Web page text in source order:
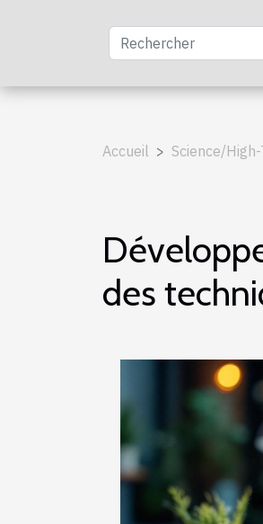
Accueil Science/
des